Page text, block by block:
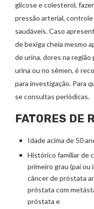
glicose e colesterol,
pressão arterial,
saudáveis. Caso
de bexiga cheia mesmo
de urina, dores na região
urina ou no sêmen, é
para investigação. Para
se consultas periódicas.
FATORES DE
Idade acima de 50
Histórico familiar de
primeiro grau (pai ou
câncer de próstata
próstata com
próstata e